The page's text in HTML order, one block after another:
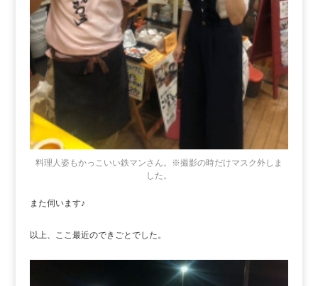
料理人姿もかっこいい鉄マンさん。※撮影の時だけマスク外しま
した。
また伺います♪
以上、ここ最近のできごとでした。